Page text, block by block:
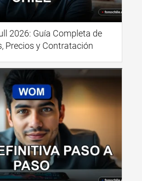
2026: Guía Completa de
Precios y Contratación